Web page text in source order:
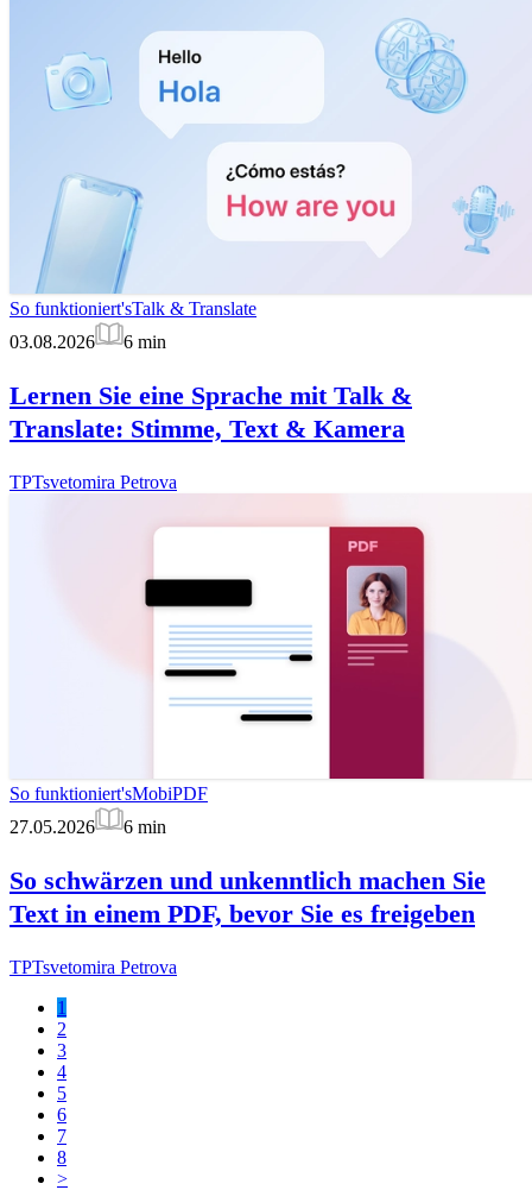
So funktioniert'sTalk & Translate
03.08.2026
6 min
Lernen Sie eine Sprache mit Talk &
Translate: Stimme, Text & Kamera
TPTsvetomira Petrova
So funktioniert'sMobiPDF
27.05.2026
6 min
So schwärzen und unkenntlich machen Sie
Text in einem PDF, bevor Sie es freigeben
TPTsvetomira Petrova
1
2
3
4
5
6
7
8
>